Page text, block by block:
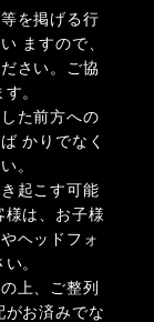
を掲げる行
ますので、
さい。ご協
。
た前方への
かりでなく
。
起こす可能
は、お子様
ヘッドフォ
。
上、ご整列
がお済みでな